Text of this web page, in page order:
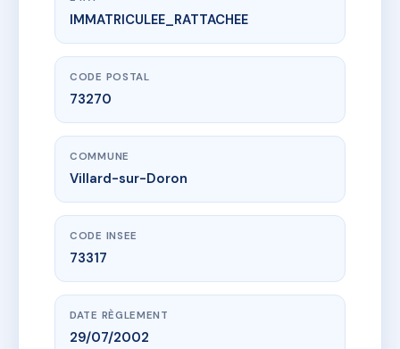
www.vme.plus/AB8940637
LES FERMES DU BEAUFORTAIN
1001 rte des rosieres
IMMATRICULEE_RATTACHEE
CODE POSTAL
73270
COMMUNE
Villard-sur-Doron
CODE INSEE
73317
DATE RÈGLEMENT
29/07/2002